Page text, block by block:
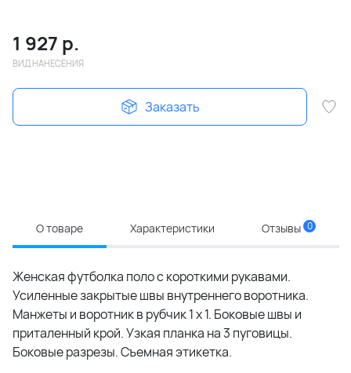
1 927 р.
ВИД НАНЕСЕНИЯ
Заказать
О товаре Характеристики Отзывы 0
Женская футболка поло с короткими рукавами.
Усиленные закрытые швы внутреннего воротника.
Манжеты и воротник в рубчик 1 x 1. Боковые швы и
приталенный крой. Узкая планка на 3 пуговицы.
Боковые разрезы. Съемная этикетка.